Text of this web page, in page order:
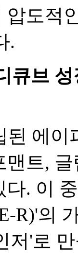
압도적
.
큐브
된 에
맨트,
다. 이
R)'의
저'로